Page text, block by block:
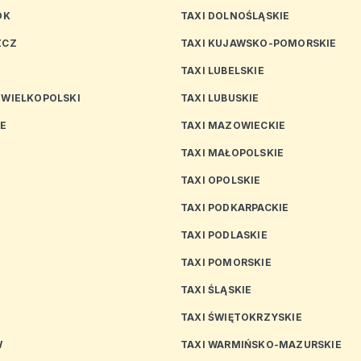
TAXI DOLNOŚLĄSKIE
TAXI KUJAWSKO-POMORSKIE
TAXI LUBELSKIE
TAXI LUBUSKIE
TAXI MAZOWIECKIE
TAXI MAŁOPOLSKIE
TAXI OPOLSKIE
TAXI PODKARPACKIE
TAXI PODLASKIE
TAXI POMORSKIE
TAXI ŚLĄSKIE
TAXI ŚWIĘTOKRZYSKIE
TAXI WARMIŃSKO-MAZURSKIE